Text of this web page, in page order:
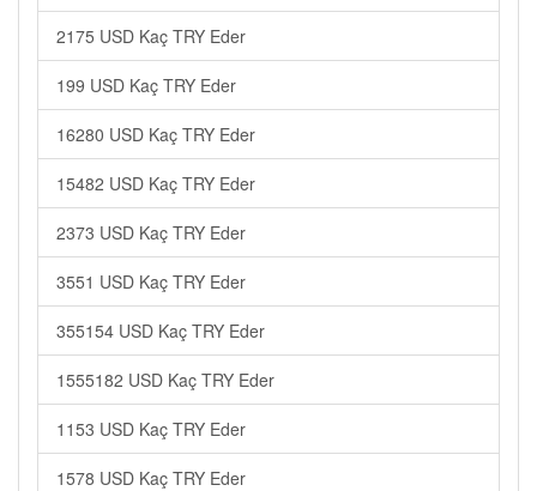
2175 USD Kaç TRY Eder
199 USD Kaç TRY Eder
16280 USD Kaç TRY Eder
15482 USD Kaç TRY Eder
2373 USD Kaç TRY Eder
3551 USD Kaç TRY Eder
355154 USD Kaç TRY Eder
1555182 USD Kaç TRY Eder
1153 USD Kaç TRY Eder
1578 USD Kaç TRY Eder